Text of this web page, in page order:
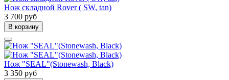
Нож складной Rover ( SW, tan)
3 700 руб
В корзину
Нож "SEAL"(Stonewash, Black)
3 350 руб